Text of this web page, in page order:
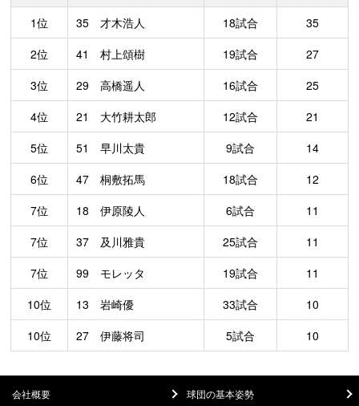
1位
35 才木浩人 18試合
35
2位
41 村上頌樹 19試合
27
3位
29 高橋遥人 16試合
25
4位
21 大竹耕太郎 12試合
21
5位
51 早川太貴 9試合
14
6位
47 桐敷拓馬 18試合
12
7位
18 伊原陵人 6試合
11
7位
37 及川雅貴 25試合
11
7位
99 モレッタ 19試合
11
10位
13 岩崎優 33試合
10
10位
27 伊藤将司 5試合 10
会社概要
球団の基本姿勢